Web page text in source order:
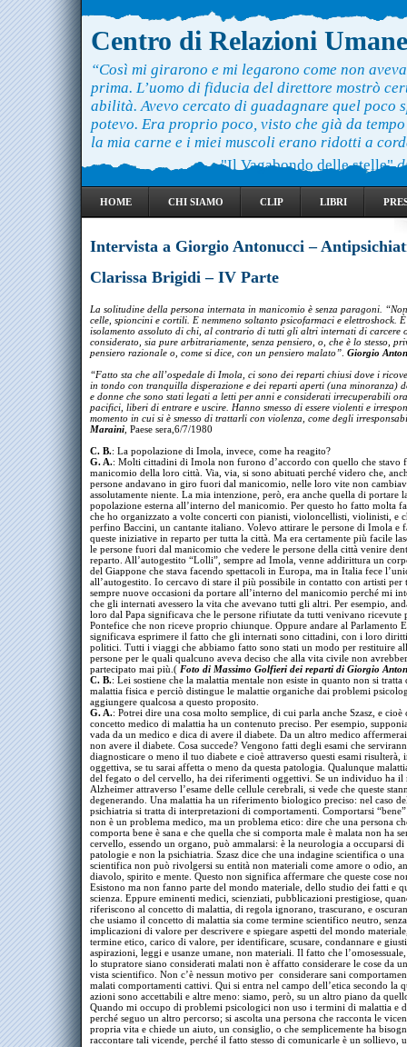
Centro di Relazioni Umane
“Così mi girarono e mi legarono come non
prima. L’uomo di fiducia del direttore mostrò
abilità. Avevo cercato di guadagnare quel poco
potevo. Era proprio poco, visto che già da
la mia carne e i miei muscoli erano ridotti a
"Il Vagabondo delle stelle"
HOME CHI SIAMO CLIP LIBRI
Intervista a Giorgio Antonucci –
Clarissa Brigidi – IV Parte
La solitudine della persona internata in manicomio è senza paragoni.
celle, spioncini e cortili. E nemmeno soltanto psicofarmaci e elettroshock.
isolamento assoluto di chi, al contrario di tutti gli altri internati di carcere
considerato, sia pure arbitrariamente, senza pensiero, o, che è lo stesso,
pensiero razionale o, come si dice, con un pensiero malato” Giorgio
“Fatto sta che all’ospedale di Imola, ci sono dei reparti chiusi dove i
in tondo con tranquilla disperazione e dei reparti aperti (una minoranza)
e donne che sono stati legati a letti per anni e considerati irrecuperabili
pacifici, liberi di entrare e uscire. Hanno smesso di essere violenti e
momento in cui si è smesso di trattarli con violenza, come degli
Maraini Paese sera,6/7/1980
C. B.: La popolazione di Imola, invece, come ha reagito?
G. A.: Molti cittadini di Imola non furono d’accordo con quello che stavo
manicomio della loro città. Via, via, si sono abituati perché videro che,
persone andavano in giro fuori dal manicomio, nelle loro vite non
assolutamente niente. La mia intenzione, però, era anche quella di portare
popolazione esterna all’interno del manicomio. Per questo ho fatto molta
che ho organizzato a volte concerti con pianisti, violoncellisti, violinisti, e
perfino Baccini, un cantante italiano. Volevo attirare le persone di Imola e
queste iniziative in reparto per tutta la città. Ma era certamente più facile
le persone fuori dal manicomio che vedere le persone della città venire
reparto. All’autogestito “Lolli”, sempre ad Imola, venne addirittura un
del Giappone che stava facendo spettacoli in Europa, ma in Italia fece
all’autogestito. Io cercavo di stare il più possibile in contatto con artisti per
sempre nuove occasioni da portare all’interno del manicomio perché mi
che gli internati avessero la vita che avevano tutti gli altri. Per esempio,
loro dal Papa significava che le persone rifiutate da tutti venivano ricevute
Pontefice che non riceve proprio chiunque. Oppure andare al Parlamento
significava esprimere il fatto che gli internati sono cittadini, con i loro
politici. Tutti i viaggi che abbiamo fatto sono stati un modo per restituire
persone per le quali qualcuno aveva deciso che alla vita civile non
partecipato mai più.( Foto di Massimo Golfieri dei reparti di Giorgio
C. B.: Lei sostiene che la malattia mentale non esiste in quanto non si tratta
malattia fisica e perciò distingue le malattie organiche dai problemi
aggiungere qualcosa a questo proposito.
G. A.: Potrei dire una cosa molto semplice, di cui parla anche Szasz, e cioè
concetto medico di malattia ha un contenuto preciso. Per esempio,
vada da un medico e dica di avere il diabete. Da un altro medico
non avere il diabete. Cosa succede? Vengono fatti degli esami che
diagnosticare o meno il tuo diabete e cioè attraverso questi esami risulterà,
oggettiva, se tu sarai affetta o meno da questa patologia. Qualunque
del fegato o del cervello, ha dei riferimenti oggettivi. Se un individuo ha il
Alzheimer attraverso l’esame delle cellule cerebrali, si vede che queste
degenerando. Una malattia ha un riferimento biologico preciso: nel caso
psichiatria si tratta di interpretazioni di comportamenti. Comportarsi “bene”
non è un problema medico, ma un problema etico: dire che una persona
comporta bene è sana e che quella che si comporta male è malata non ha
cervello, essendo un organo, può ammalarsi: è la neurologia a occuparsi di
patologie e non la psichiatria. Szasz dice che una indagine scientifica o una
scientifica non può rivolgersi su entità non materiali come amore o odio,
diavolo, spirito e mente. Questo non significa affermare che queste cose
Esistono ma non fanno parte del mondo materiale, dello studio dei fatti e
scienza. Eppure eminenti medici, scienziati, pubblicazioni prestigiose,
riferiscono al concetto di malattia, di regola ignorano, trascurano, e
che usiamo il concetto di malattia sia come termine scientifico neutro, senza
implicazioni di valore per descrivere e spiegare aspetti del mondo
termine etico, carico di valore, per identificare, scusare, condannare e
aspirazioni, leggi e usanze umane, non materiali. Il fatto che
lo stupratore siano considerati malati non è affatto considerare le cose da
vista scientifico. Non c’è nessun motivo per considerare sani
malati comportamenti cattivi. Qui si entra nel campo dell’etica secondo la
azioni sono accettabili e altre meno: siamo, però, su un altro piano da
Quando mi occupo di problemi psicologici non uso i termini di malattia e
perché seguo un altro percorso; si ascolta una persona che racconta le
propria vita e chiede un aiuto, un consiglio, o che semplicemente ha
raccontare tali vicende, perché il fatto stesso di comunicarle è un sollievo,